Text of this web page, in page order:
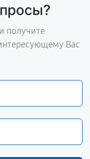
получите
Вас